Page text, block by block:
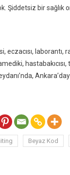
bir sağlık
eczacısı,
hastabakıcısı,
Beyaz Kod